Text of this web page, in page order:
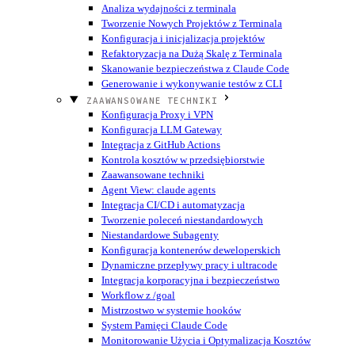
Analiza wydajności z terminala
Tworzenie Nowych Projektów z Terminala
Konfiguracja i inicjalizacja projektów
Refaktoryzacja na Dużą Skalę z Terminala
Skanowanie bezpieczeństwa z Claude Code
Generowanie i wykonywanie testów z CLI
ZAAWANSOWANE TECHNIKI
Konfiguracja Proxy i VPN
Konfiguracja LLM Gateway
Integracja z GitHub Actions
Kontrola kosztów w przedsiębiorstwie
Zaawansowane techniki
Agent View: claude agents
Integracja CI/CD i automatyzacja
Tworzenie poleceń niestandardowych
Niestandardowe Subagenty
Konfiguracja kontenerów deweloperskich
Dynamiczne przepływy pracy i ultracode
Integracja korporacyjna i bezpieczeństwo
Workflow z /goal
Mistrzostwo w systemie hooków
System Pamięci Claude Code
Monitorowanie Użycia i Optymalizacja Kosztów